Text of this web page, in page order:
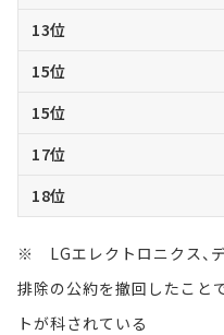
13位
15位
15位
17位
18位
※ LGエレクトロニクス、デ
排除の公約を撤回したこと
トが科されている